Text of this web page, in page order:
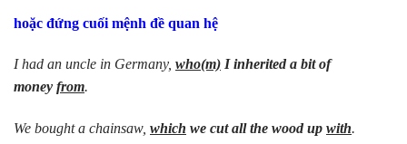
hoặc đứng cuối mệnh đề quan hệ
I had an uncle in Germany, who(m) I inherited a bit of
money from.
We bought a chainsaw, which we cut all the wood up with.